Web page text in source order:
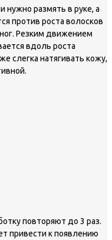
нужно размять в руке, а
против роста волосков
Резким движением
вдоль роста
слегка натягивать кожу,
повторяют до 3 раз.
привести к появлению